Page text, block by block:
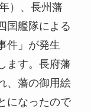
）、長州藩
国艦隊による
件」が発生
ます。長府藩
、藩の御用絵
になったので